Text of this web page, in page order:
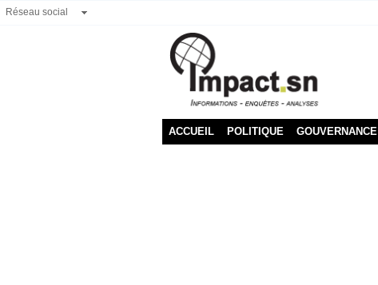
Réseau social
ACCUEIL POLITIQUE GOUVERNANCE